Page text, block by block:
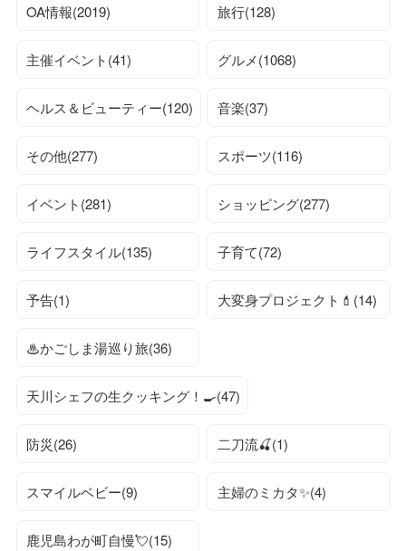
OA情報(2019) 旅行(128)
主催イベント(41) グルメ(1068)
ヘルス＆ビューティー(120) 音楽(37)
その他(277) スポーツ(116)
イベント(281) ショッピング(277)
ライフスタイル(135) 子育て(72)
予告(1) 大変身プロジェクト💄(14)
♨かごしま湯巡り旅(36)
天川シェフの生クッキング！🍳(47)
防災(26) 二刀流🍒(1)
スマイルベビー(9) 主婦のミカタ✨(4)
鹿児島わが町自慢💘(15)